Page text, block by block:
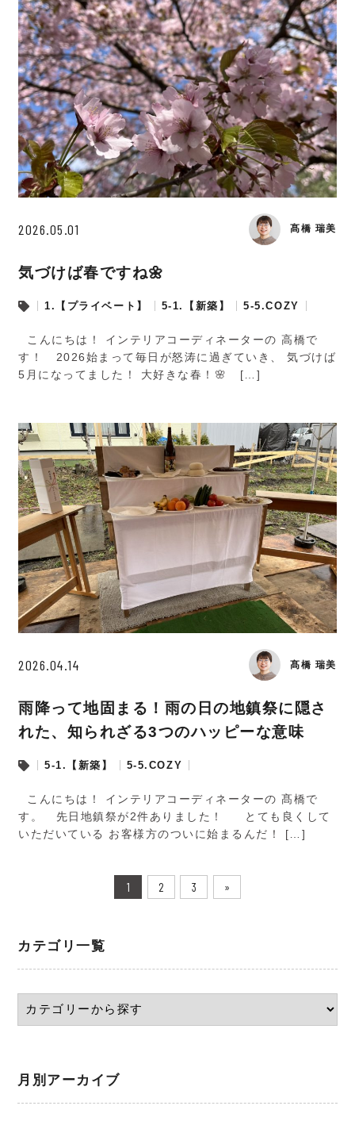
2026.05.01 髙橋 瑞美
気づけば春ですね🌼
1.【プライベート】 5-1.【新築】 5-5.COZY
こんにちは！ インテリアコーディネーターの 高橋で
す！ 2026始まって毎日が怒涛に過ぎていき、 気づけば
5月になってました！ 大好きな春！🌸 […]
2026.04.14 髙橋 瑞美
雨降って地固まる！雨の日の地鎮祭に隠さ
れた、知られざる3つのハッピーな意味
5-1.【新築】 5-5.COZY
こんにちは！ インテリアコーディネーターの 髙橋で
す。 先日地鎮祭が2件ありました！ とても良くして
いただいている お客様方のついに始まるんだ！ […]
1 2 3 »
カテゴリ一覧
月別アーカイブ